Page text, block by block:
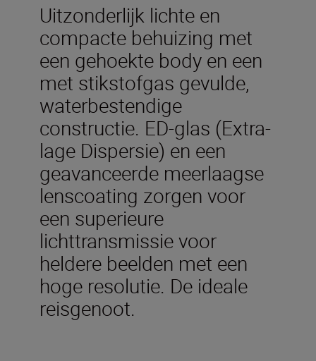
Uitzonderlijk lichte en
compacte behuizing met
een gehoekte body en een
met stikstofgas gevulde,
waterbestendige
constructie. ED-glas (Extra-
lage Dispersie) en een
geavanceerde meerlaagse
lenscoating zorgen voor
een superieure
lichttransmissie voor
heldere beelden met een
hoge resolutie. De ideale
reisgenoot.